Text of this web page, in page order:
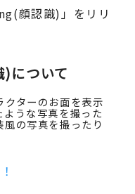
顔認識)」をリリ
について
ターのお面を表示
うな写真を撮った
の写真を撮ったり